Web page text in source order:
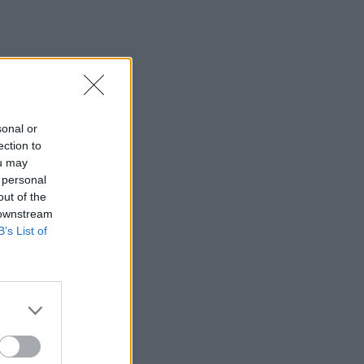
or
to
may
of the
List of
Θεσσαλονίκη: Άγρια καταδίωξη έξω
από το ΑΧΕΠΑ - Σπασμένα τζάμια,
φωνές και ένα κλεμμένο ΙΧ